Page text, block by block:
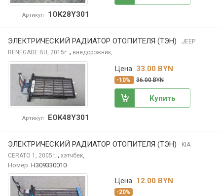
Артикул 1OK28Y301
ЭЛЕКТРИЧЕСКИЙ РАДИАТОР ОТОПИТЕЛЯ (ТЭН)
JEEP
RENEGADE BU, 2015г. , внедорожник,
Артикул EOK48Y301
Цена 33.00 BYN
-10% 36.00 BYN
Купить
ЭЛЕКТРИЧЕСКИЙ РАДИАТОР ОТОПИТЕЛЯ (ТЭН)
KIA
CERATO 1, 2005г. , хэтчбек,
Номер: H309330010
Цена 12.00 BYN
-20%